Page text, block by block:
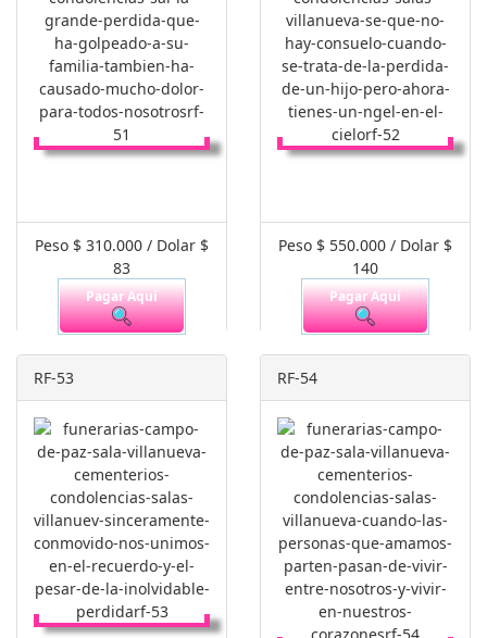
Peso $ 310.000 / Dolar $
83
Pagar Aquí
Peso $ 550.000 / Dolar $
140
Pagar Aquí
RF-53 RF-54